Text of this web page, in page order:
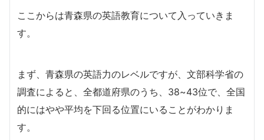
ここからは青森県の英語教育について入っていきま
す。
まず、青森県の英語力のレベルですが、文部科学省の
調査によると、全都道府県のうち、38~43位で、全国
的にはやや平均を下回る位置にいることがわかりま
す。